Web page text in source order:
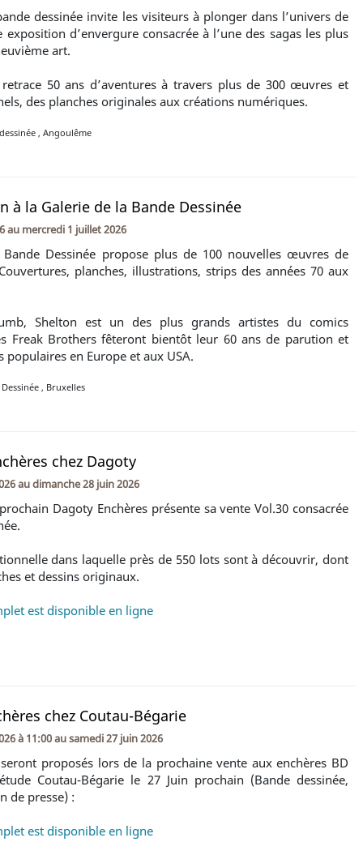
dessinée invite les visiteurs à plonger dans l’univers de
exposition d’envergure consacrée à l’une des sagas les plus
art.
50 ans d’aventures à travers plus de 300 œuvres et
des planches originales aux créations numériques.
, Angoulême
à la Galerie de la Bande Dessinée
au mercredi 1 juillet 2026
Dessinée propose plus de 100 nouvelles œuvres de
planches, illustrations, strips des années 70 aux
Shelton est un des plus grands artistes du comics
Freak Brothers fêteront bientôt leur 60 ans de parution et
en Europe et aux USA.
, Bruxelles
chez Dagoty
audimanche 28 juin 2026
Dagoty Enchères présente sa vente Vol.30 consacrée
dans laquelle près de 550 lots sont à découvrir, dont
et dessins originaux.
est disponible en ligne
chez Coutau-Bégarie
à 11:00ausamedi 27 juin 2026
proposés lors de la prochaine vente aux enchères BD
Coutau-Bégarie le 27 Juin prochain (Bande dessinée,
de presse) :
est disponible en ligne